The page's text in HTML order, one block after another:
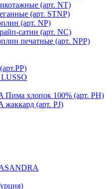
(арт. NT)
(арт. STNP)
(арт. NP)
сатин (арт. NC)
печатные (арт. NPP)
хлопок 100% (арт. PH)
(арт. PJ)